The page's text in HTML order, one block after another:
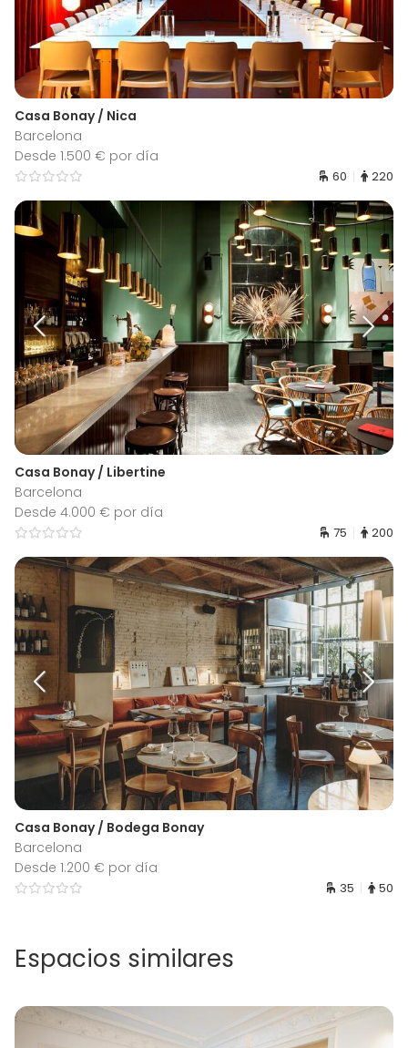
Casa Bonay / Nica
Barcelona
Desde 1.500 € por día
60 220
Casa Bonay / Libertine
Barcelona
Desde 4.000 € por día
75 200
Casa Bonay / Bodega Bonay
Barcelona
Desde 1.200 € por día
35 50
Espacios similares